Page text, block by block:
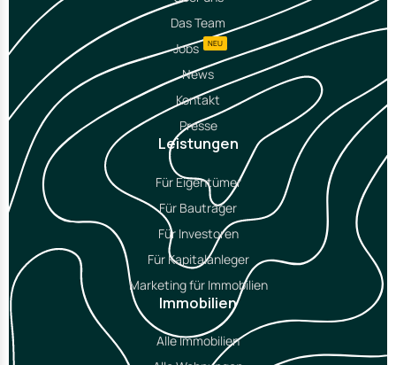
Das Team
Jobs
NEU
News
Kontakt
Presse
Leistungen
Für Eigentümer
Für Bauträger
Für Investoren
Für Kapitalanleger
Marketing für Immobilien
Immobilien
Alle Immobilien